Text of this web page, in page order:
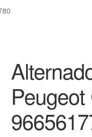
privacidad